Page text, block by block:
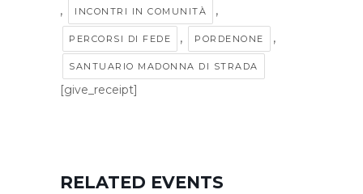
, INCONTRI IN COMUNITÀ ,
PERCORSI DI FEDE , PORDENONE ,
SANTUARIO MADONNA DI STRADA
[give_receipt]
RELATED EVENTS